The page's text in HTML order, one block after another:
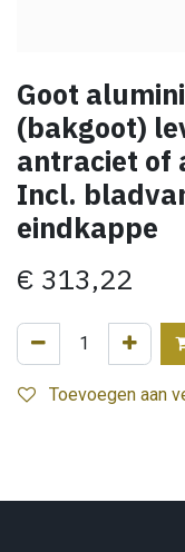
Goot
(bakgoot)
antraciet of
Incl.
eindkappe
€ 313,22
Toevoegen aan